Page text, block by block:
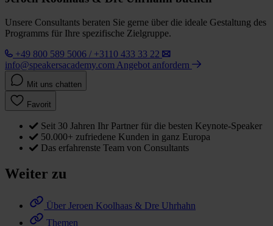
Unsere Consultants beraten Sie gerne über die ideale Gestaltung des
Programms für Ihre spezifische Zielgruppe.
+49 800 589 5006 / +3110 433 33 22
info@speakersacademy.com Angebot anfordern
Mit uns chatten
Favorit
Seit 30 Jahren Ihr Partner für die besten Keynote-Speaker
50.000+ zufriedene Kunden in ganz Europa
Das erfahrenste Team von Consultants
Weiter zu
Über Jeroen Koolhaas & Dre Uhrhahn
Themen